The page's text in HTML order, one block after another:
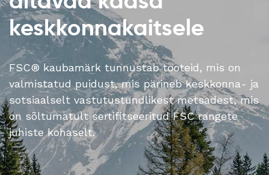
keskkonnakaitsele
FSC® kaubamärk tunnustab tooteid, mis on
valmistatud puidust, mis pärineb keskkonna- ja
sotsiaalselt vastutustundlikest metsadest, mis
on sõltumatult sertifitseeritud FSC rangete
juhiste kohaselt.